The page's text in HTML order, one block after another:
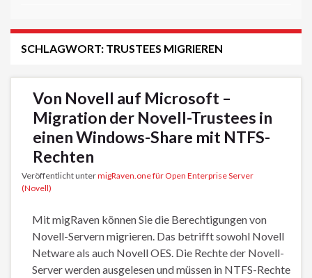
SCHLAGWORT: TRUSTEES MIGRIEREN
Von Novell auf Microsoft –
Migration der Novell-Trustees in
einen Windows-Share mit NTFS-
Rechten
Veröffentlicht untermigRaven.one für Open Enterprise Server
(Novell)
Mit migRaven können Sie die Berechtigungen von
Novell-Servern migrieren. Das betrifft sowohl Novell
Netware als auch Novell OES. Die Rechte der Novell-
Server werden ausgelesen und müssen in NTFS-Rechte